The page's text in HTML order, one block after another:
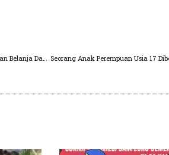
Diproyeksi APBD Kabupaten Pasuruan 2023 Akan Melesat Di Pendapatan Dan Belanja Daerah Seorang Anak Perempuan Usia 17